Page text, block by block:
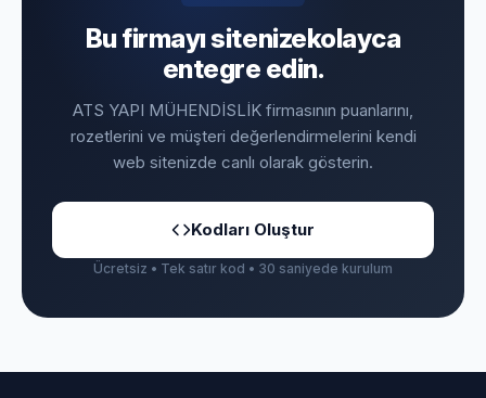
Bu firmayı sitenizekolayca
entegre edin.
ATS YAPI MÜHENDİSLİK firmasının puanlarını,
rozetlerini ve müşteri değerlendirmelerini kendi
web sitenizde canlı olarak gösterin.
Kodları Oluştur
Ücretsiz • Tek satır kod • 30 saniyede kurulum